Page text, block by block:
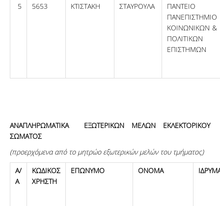
5 5653 ΚΤΙΣΤΑΚΗ ΣΤΑΥΡΟΥΛΑ
ΠΑΝΤΕΙΟ
ΠΑΝΕΠΙΣΤΗΜΙΟ
ΚΟΙΝΩΝΙΚΩΝ &
ΠΟΛΙΤΙΚΩΝ
ΕΠΙΣΤΗΜΩΝ
ΑΝΑΠΛΗΡΩΜΑΤΙΚΑ ΕΞΩΤΕΡΙΚΩΝ ΜΕΛΩΝ ΕΚΛΕΚΤΟΡΙΚΟΥ
ΣΩΜΑΤΟΣ
(προερχόμενα από το μητρώο εξωτερικών μελών του τμήματος)
Α/
Α
ΚΩΔΙΚΟΣ
ΧΡΗΣΤΗ
ΕΠΩΝΥΜΟ ΟΝΟΜΑ